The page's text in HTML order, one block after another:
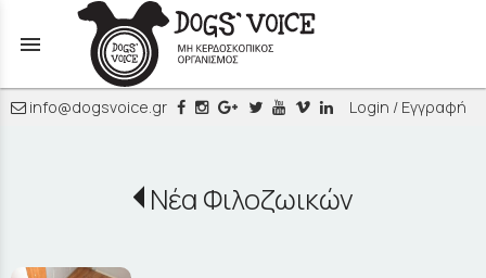
menu
info@dogsvoice.gr Login / Εγγραφή
Νέα Φιλοζωικών